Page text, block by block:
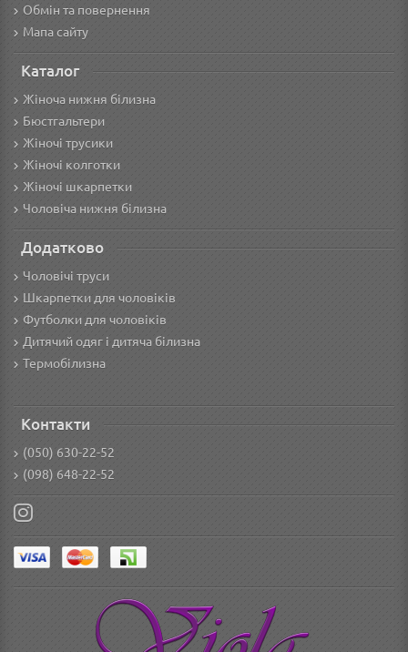
Обмін та повернення
Мапа сайту
Каталог
Жіноча нижня білизна
Бюстгальтери
Жіночі трусики
Жіночі колготки
Жіночі шкарпетки
Чоловіча нижня білизна
Додатково
Чоловічі труси
Шкарпетки для чоловіків
Футболки для чоловіків
Дитячий одяг і дитяча білизна
Термобілизна
Контакти
(050) 630-22-52
(098) 648-22-52